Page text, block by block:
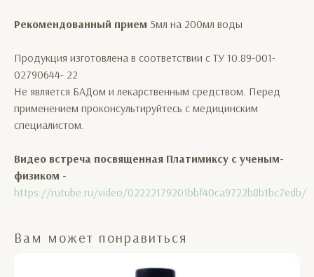
Рекомендованный прием 5мл на 200мл воды
Продукция изготовлена в соответствии с ТУ 10.89-001-
02790644- 22
Не является БАДом и лекарственным средством. Перед
применением проконсультируйтесь с медицинским
специалистом.
Видео встреча посвященная Платимиксу с ученым-
физиком -
https://rutube.ru/video/02222179201bbf40ca9722b8b1bc7edb/
Вам может понравиться